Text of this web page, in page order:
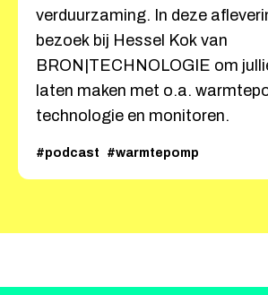
verduurzaming. In deze
bezoek bij Hessel Kok van
BRON|TECHNOLOGIE om
laten maken met o.a.
technologie en monitoren.
#podcast #warmtepomp